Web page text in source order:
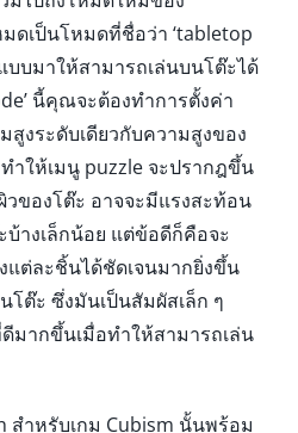
ดเป็นโหมดที่ชื่อว่า ‘tabletop
บบมาให้สามารถเล่นบนโต๊ะได้
นี้คุณจะต้องทำการตั้งค่า
งระดับเดียวกับความสูงของ
ำให้เมนู puzzle จะปรากฎขึ้น
ของโต๊ะ อาจจะมีแรงสะท้อน
างเล็กน้อย แต่ข้อดีก็คือจะ
แต่ละชิ้นได้ชัดเจนมากยิ่งขึ้น
โต๊ะ ซึ่งมันเป็นสัมผัสเล็ก ๆ
มากขึ้นเมื่อทำให้สามารถเล่น
สำหรับเกม Cubism นั้นพร้อม